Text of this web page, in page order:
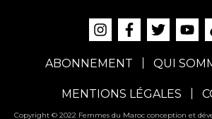
ABONNEMENT QUI
MENTIONS LÉGALES
Copyright © 2022 Femmes du Maroc conception et